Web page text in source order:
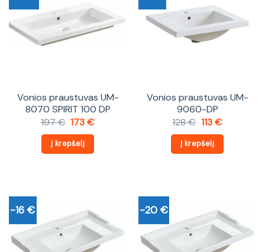
Vonios praustuvas UM-
8070 SPIRIT 100 DP
197€ Original
was:
197 €.
173€Current
Į krepšelį
Vonios praustuvas UM-
9060-DP
128€ Original
was:
128 €.
113€Current
is:
113 €.
Į krepšelį
-16 € -20 €